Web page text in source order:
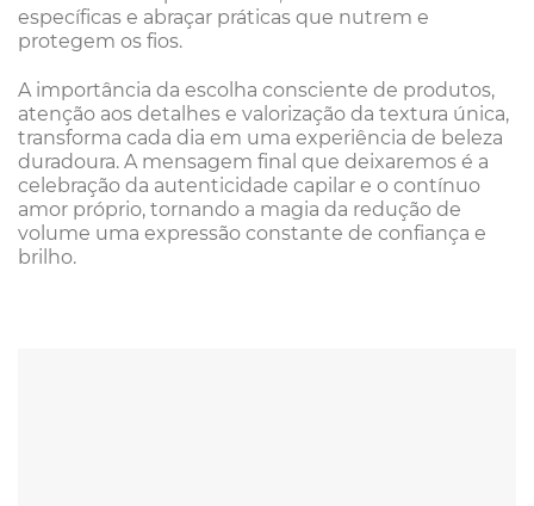
específicas e abraçar práticas que nutrem e
protegem os fios.
A importância da escolha consciente de produtos,
atenção aos detalhes e valorização da textura única,
transforma cada dia em uma experiência de beleza
duradoura. A mensagem final que deixaremos é a
celebração da autenticidade capilar e o contínuo
amor próprio, tornando a magia da redução de
volume uma expressão constante de confiança e
brilho.